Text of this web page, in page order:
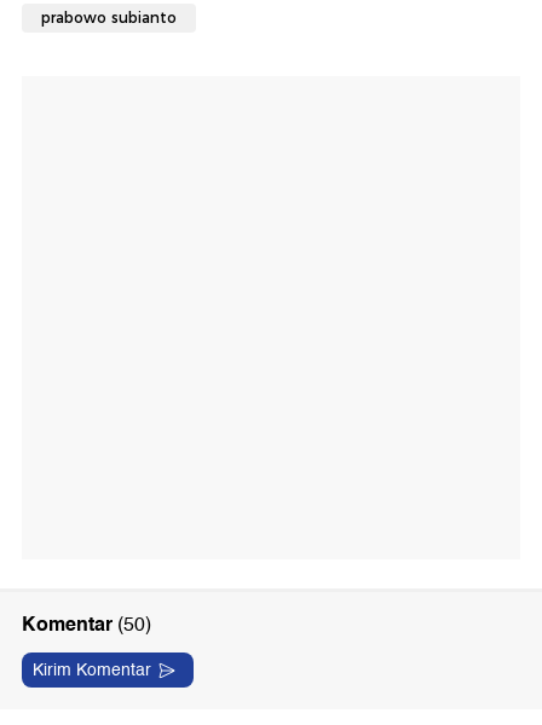
prabowo subianto